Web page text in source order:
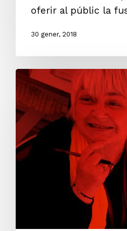
oferir al públic la
30 gener, 2018